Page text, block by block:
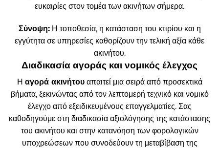
ευκαιρίες στον τομέα των ακινήτων σήμερα.
Σύνοψη:Η τοποθεσία, η κατάσταση του κτιρίου και η
εγγύτητα σε υπηρεσίες καθορίζουν την τελική αξία κάθε
ακινήτου.
Διαδικασία αγοράς και νομικός έλεγχος
Η αγορά ακινήτουαπαιτεί μια σειρά από προσεκτικά
βήματα, ξεκινώντας από τον λεπτομερή τεχνικό και νομικό
έλεγχο από εξειδικευμένους επαγγελματίες. Σας
καθοδηγούμε στη διαδικασία αξιολόγησης της κατάστασης
του ακινήτου και στην κατανόηση των φορολογικών
υποχρεώσεων που συνοδεύουν τη μεταβίβαση της